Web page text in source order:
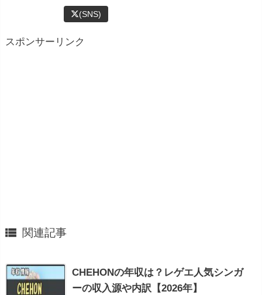
(SNS)
スポンサーリンク
 関連記事
CHEHONの年収は？レゲエ人気シンガ
ーの収入源や内訳【2026年】